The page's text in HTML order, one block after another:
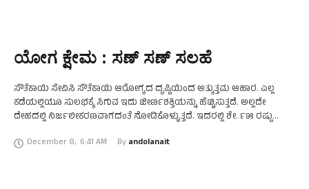
ಯೋಗ ಕ್ಷೇಮ : ಸಣ್ ಸಣ್ ಸಲಹೆ
ಸೌತೆಕಾಯಿ ಸೇವಿಸಿ ಸೌತೆಕಾಯಿ ಆರೋಗ್ಯದ ದೃಷ್ಟಿಯಿಂದ ಅತ್ಯುತ್ತಮ ಆಹಾರ. ಎಲ್ಲ
ಕಡೆಯಲ್ಲಿಯೂ ಸುಲಭಕ್ಕೆ ಸಿಗುವ ಇದು ಜೀರ್ಣಶಕ್ತಿಯನ್ನು ಹೆಚ್ಚಿಸುತ್ತದೆ. ಅಲ್ಲದೇ
ದೇಹದಲ್ಲಿ ನಿರ್ಜಲೀಕರಣವಾಗದಂತೆ ನೋಡಿಕೊಳ್ಳುತ್ತದೆ. ಇದರಲ್ಲಿ ಶೇ. ೯೫ ರಷ್ಟು
… December 8, 6:41 AM By andolanait